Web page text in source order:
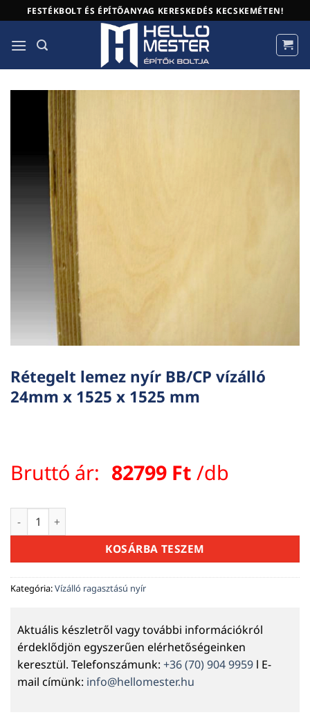
to
content
FESTÉKBOLT ÉS ÉPÍTŐANYAG KERESKEDÉS KECSKEMÉTEN!
Rétegelt lemez nyír BB/CP vízálló
24mm x 1525 x 1525 mm
Bruttó ár: 82799 Ft /db
Rétegelt lemez nyír BB/CP vízálló 24mm x 1525 x 1525 mm
KOSÁRBA TESZEM
Kategória:Vízálló ragasztású nyír
Aktuális készletről vagy további információkról
érdeklődjön egyszerűen elérhetőségeinken
keresztül. Telefonszámunk: +36 (70) 904 9959 l E-
mail címünk: info@hellomester.hu